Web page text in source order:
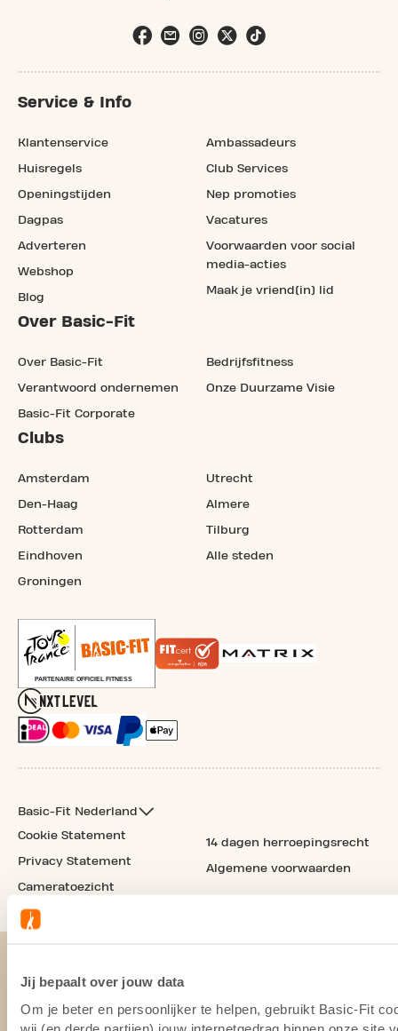
Jij bepaalt over jouw data
Om je beter en persoonlijker te helpen, gebruikt Basic-Fit
wij (en derde partijen) jouw internetgedrag binnen onze site
Service & Info
Klantenservice
Huisregels
Openingstijden
Dagpas
Adverteren
Webshop
Blog
Ambassadeurs
Club Services
Nep promoties
Vacatures
Voorwaarden voor social
media-acties
Maak je vriend(in) lid
Over Basic-Fit
Over Basic-Fit
Verantwoord ondernemen
Basic-Fit Corporate
Bedrijfsfitness
Onze Duurzame Visie
Clubs
Amsterdam
Den-Haag
Rotterdam
Eindhoven
Groningen
Utrecht
Almere
Tilburg
Alle steden
Basic-Fit Nederland
Cookie Statement
Privacy Statement
Cameratoezicht
14 dagen herroepingsrecht
Algemene voorwaarden